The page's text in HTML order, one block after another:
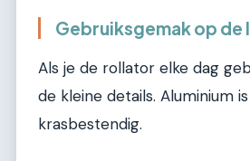
Gebruiksgemak op de
Als je de rollator elke dag
de kleine details. Aluminium
krasbestendig.